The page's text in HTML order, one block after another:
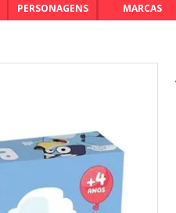
PERSONAGENS MARCAS